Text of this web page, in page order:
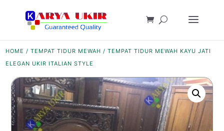
HOME /TEMPAT TIDUR MEWAH / TEMPAT TIDUR MEWAH KAYU JATI
ELEGAN UKIR ITALIAN STYLE